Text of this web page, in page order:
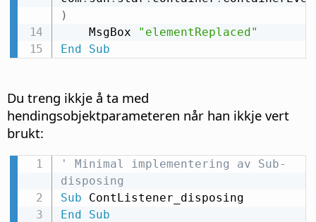
)
    MsgBox
"elementReplaced"
End
Sub
Du treng ikkje å ta med
hendingsobjektparameteren når han ikkje vert
brukt:
' Minimal implementering av Sub-
disposing
Sub
End
Sub